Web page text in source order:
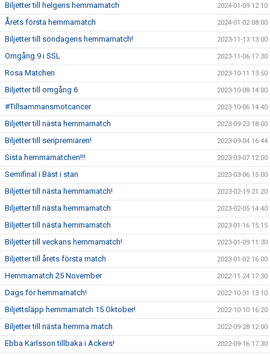
Biljetter till helgens hemmamatch 2024-01-09 12:10
Årets första hemmamatch 2024-01-02 08:00
Biljetter till söndagens hemmamatch! 2023-11-13 13:00
Omgång 9 i SSL 2023-11-06 17:30
Rosa Matchen 2023-10-11 13:50
Biljetter till omgång 6 2023-10-08 14:00
#Tillsammansmotcancer 2023-10-06 14:40
Biljetter till nästa hemmamatch 2023-09-23 18:00
Biljetter till seripremiären! 2023-09-04 16:44
Sista hemmamatchen!!! 2023-03-07 12:00
Semifinal i Bäst i stan 2023-03-06 15:00
Biljetter till nästa hemmamatch! 2023-02-19 21:20
Biljetter till nästa hemmamatch 2023-02-05 14:40
Biljetter till nästa hemmamatch 2023-01-16 15:15
Biljetter till veckans hemmamatch! 2023-01-09 11:30
Biljetter till årets första match 2023-01-02 16:00
Hemmamatch 25 November 2022-11-24 17:30
Dags för hemmamatch! 2022-10-31 13:10
Biljettsläpp hemmamatch 15 Oktober! 2022-10-10 16:20
Biljetter till nästa hemma match 2022-09-28 12:00
Ebba Karlsson tillbaka i Ackers! 2022-09-16 17:30